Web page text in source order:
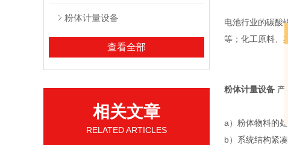
粉体计量设备
查看全部
相关文章
RELATED ARTICLES
电池行业的碳酸
等；化工原料、
粉体计量设备 产
a）粉体物料的
b）系统结构紧